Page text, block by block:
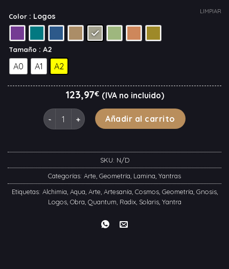
Color : Logos
Tamaño : A2
A0 A1 A2
LIMPIAR
123,97€ (IVA no incluido)
el Castillo de las Puertas cantidad
Añadir al carrito
SKU: N/D
Categorías: Arte, Geometría, Lamina, Yantras
Etiquetas: Alchimia, Aqua, Arte, Artesanía, Cosmos, Geometría, Gnosis,
Logos, Obra, Quantum, Radix, Solaris, Yantra